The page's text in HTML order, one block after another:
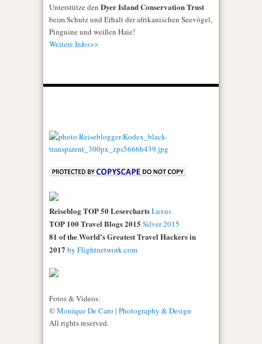
Unterstütze den Dyer Island Conservation Trust
beim Schutz und Erhalt der afrikanischen Seevögel,
Pinguine und weißen Haie!
Weitere Infos>>
Reiseblog TOP 50 LeserchartsLuxus
TOP 100 Travel Blogs 2015 Silver 2015
81 of the World’s Greatest Travel Hackers in
2017 by Flightnetwork.com
Fotos & Videos:
©Monique De Caro | Photography & Design
All rights reserved.